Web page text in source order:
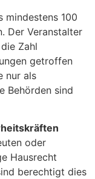
mindestens 100
Der Veranstalter
Zahl
getroffen
nur als
Behörden sind
oder
Hausrecht
berechtigt dies